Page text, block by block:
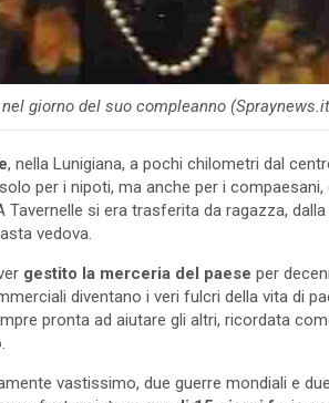
giorno del suo compleanno
, nella Lunigiana, a pochi chilometri dal
per i nipoti, ma anche per i
A Tavernelle si era trasferita da ragazza,
vedova.
gestito la merceria del paese per
diventano i veri fulcri della vita di
pronta ad aiutare gli altri, ricordata
vastissimo, due guerre mondiali e